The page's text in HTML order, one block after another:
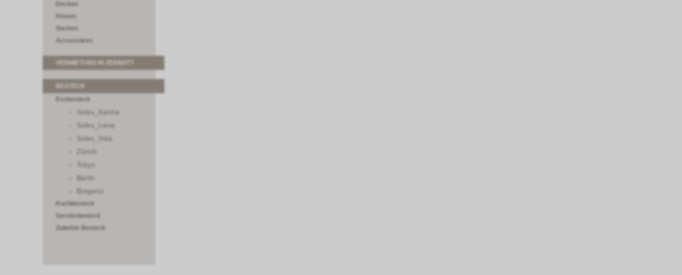
Decken
Kissen
Socken
Accessoires
VERMIETUNG IN ZERMATT
Essbesteck
Solex_Karina
Solex_Lena
Solex_Inka
Zürich
Tokyo
Berlin
Bregenz
Kochbesteck
Servierbesteck
Zubehör Besteck